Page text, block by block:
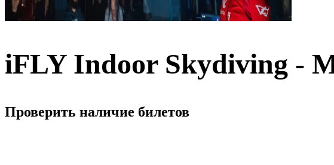
iFLY Indoor Skydiving -
Проверить наличие билетов